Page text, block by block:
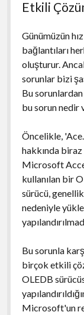
Etkili
Günümüzün
bağlantıları
oluşturur.
sorunlar bizi
Bu
bu sorun nedir
Öncelikle,
hakkında
Microsoft
kullanılan bir
sürücü,
nedeniyle
Bu sorunla
birçok etkili
OLEDB
Microsoft'un